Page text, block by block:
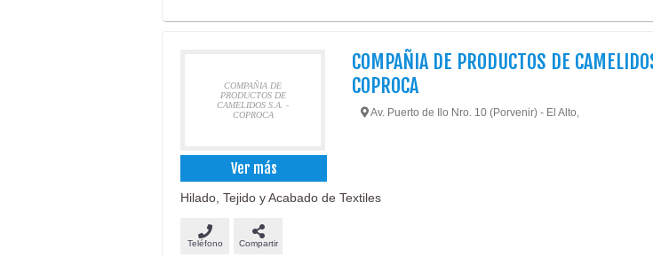
COMPAÑIA DE
PRODUCTOS DE
CAMELIDOS S.A. -
COPROCA
Ver más
COMPAÑIA DE PRODUCTOS DE
COPROCA
Av. Puerto de Ilo Nro. 10 (Porvenir) - El Alto,
Hilado, Tejido y Acabado de Textiles
Teléfono Compartir